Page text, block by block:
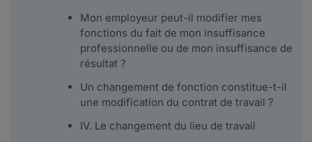
Mon employeur peut-il modifier mes
fonctions du fait de mon insuffisance
professionnelle ou de mon insuffisance de
résultat ?
Un changement de fonction constitue-t-il
une modification du contrat de travail ?
IV. Le changement du lieu de travail